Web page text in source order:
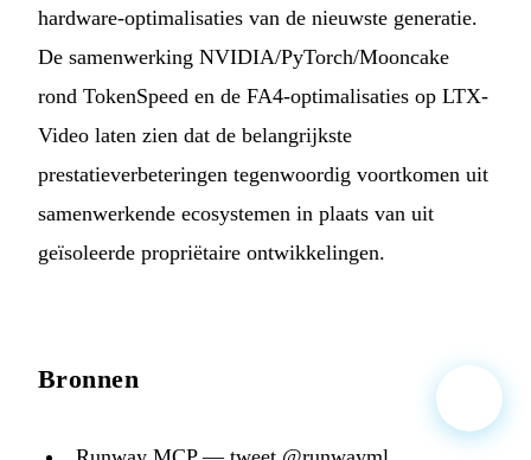
hardware-optimalisaties van de nieuwste generatie.
De samenwerking NVIDIA/PyTorch/Mooncake
rond TokenSpeed en de FA4-optimalisaties op LTX-
Video laten zien dat de belangrijkste
prestatieverbeteringen tegenwoordig voortkomen uit
samenwerkende ecosystemen in plaats van uit
geïsoleerde propriëtaire ontwikkelingen.
Bronnen